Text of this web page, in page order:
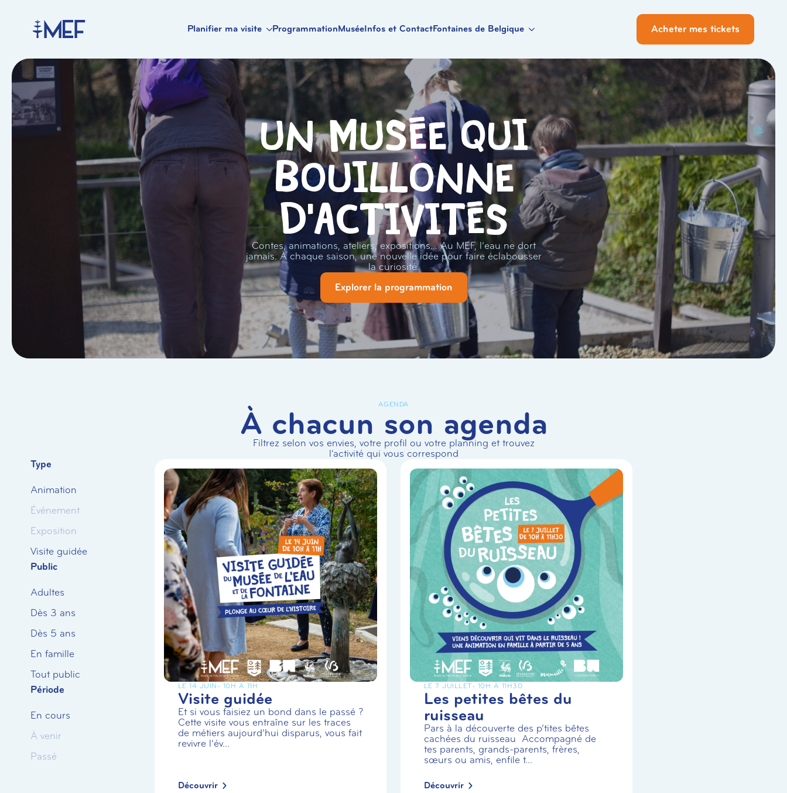
Planifier ma visite ProgrammationMuséeInfos et ContactFontaines de Belgique Acheter mes tickets
Un musée qui
bouillonne
d'activités
Contes, animations, ateliers, expositions… Au MEF, l’eau ne dort
jamais. À chaque saison, une nouvelle idée pour faire éclabousser
la curiosité.
Explorer la programmation
AGENDA
À chacun son agenda
Filtrez selon vos envies, votre profil ou votre planning et trouvez
l'activité qui vous correspond
Type
Animation
Événement
Exposition
Visite guidée
Public
Adultes
Dès 3 ans
Dès 5 ans
En famille
Tout public
Période
En cours
À venir
Passé
LE 14 JUIN - 10H À 11H
Visite guidée
Et si vous faisiez un bond dans le passé ?
Cette visite vous entraîne sur les traces
de métiers aujourd’hui disparus, vous fait
revivre l’év...
Découvrir
LE 7 JUILLET- 10H À 11H30
Les petites bêtes du
ruisseau
Pars à la découverte des p’tites bêtes
cachées du ruisseau Accompagné de
tes parents, grands-parents, frères,
sœurs ou amis, enfile t...
Découvrir